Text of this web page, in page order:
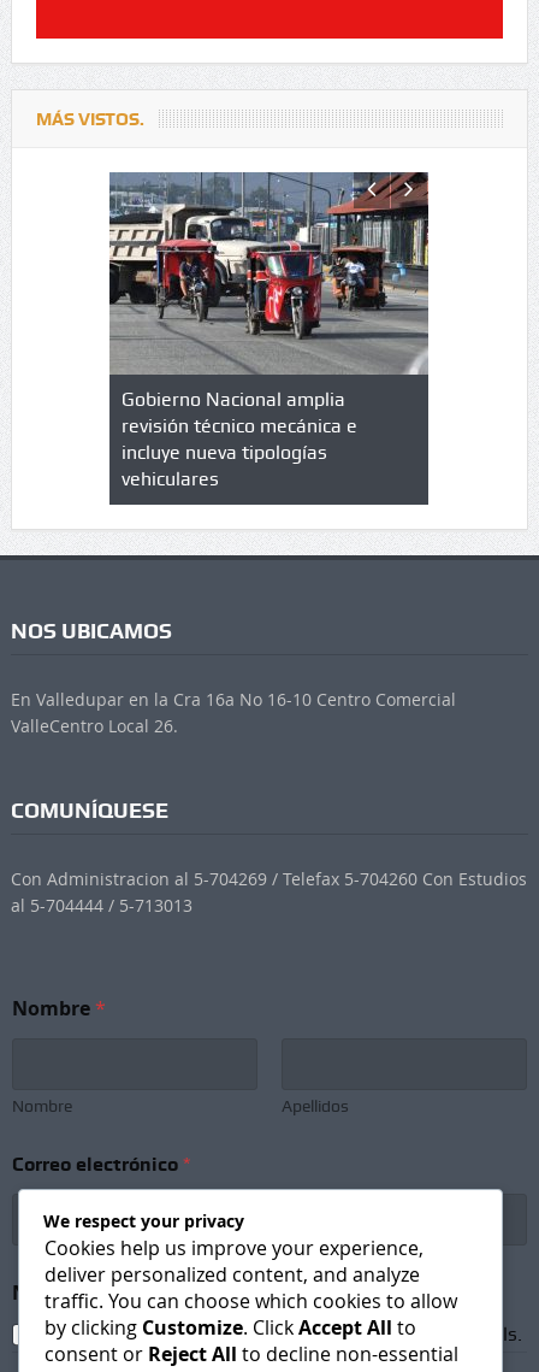
MÁS VISTOS.
de
en
Gobierno Nacional amplia
revisión técnico mecánica e
incluye nueva tipologías
vehiculares
Qué es
NOS UBICAMOS
En Valledupar en la Cra 16a No 16-10 Centro Comercial
ValleCentro Local 26.
COMUNÍQUESE
Con Administracion al 5-704269 / Telefax 5-704260 Con Estudios
al 5-704444 / 5-713013
Nombre*
Nombre Apellidos
Correo electrónico *
e
w
s
Newsletter Subscription*
I agree to receive newsletters and promotional emails.
We respect your privacy
Cookies help us improve your experience,
deliver personalized content, and analyze
traffic. You can choose which cookies to allow
by clicking Customize. ClickAccept All to
consent or Reject All to decline non-essential